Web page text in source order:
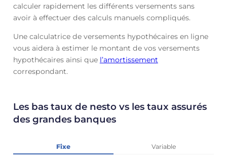
calculer rapidement les différents versements sans
avoir à effectuer des calculs manuels compliqués.
Une calculatrice de versements hypothécaires en ligne
vous aidera à estimer le montant de vos versements
hypothécaires ainsi que l’amortissement
correspondant.
Les bas taux de nesto vs les taux assurés
des grandes banques
Fixe Variable